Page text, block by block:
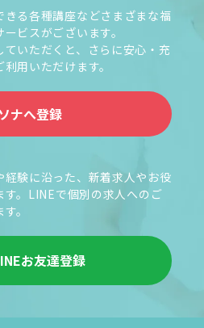
る各種講座などさまざまな福
ビスがございます。
いただくと、さらに安心・充
用いただけます。
ナへ登録
経験に沿った、新着求人やお役
す。LINEで個別の求人へのご
。
お友達登録